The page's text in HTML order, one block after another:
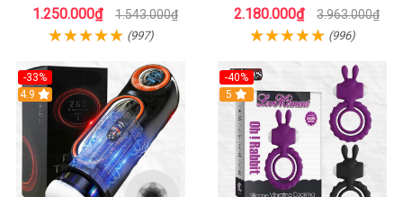
hoàn hảo
1.250.000₫ 1.543.000₫
(997)
Sạc Pin
2.180.000₫ 3.963.000₫
(996)
-33%
Hot
4.9
-40%
5